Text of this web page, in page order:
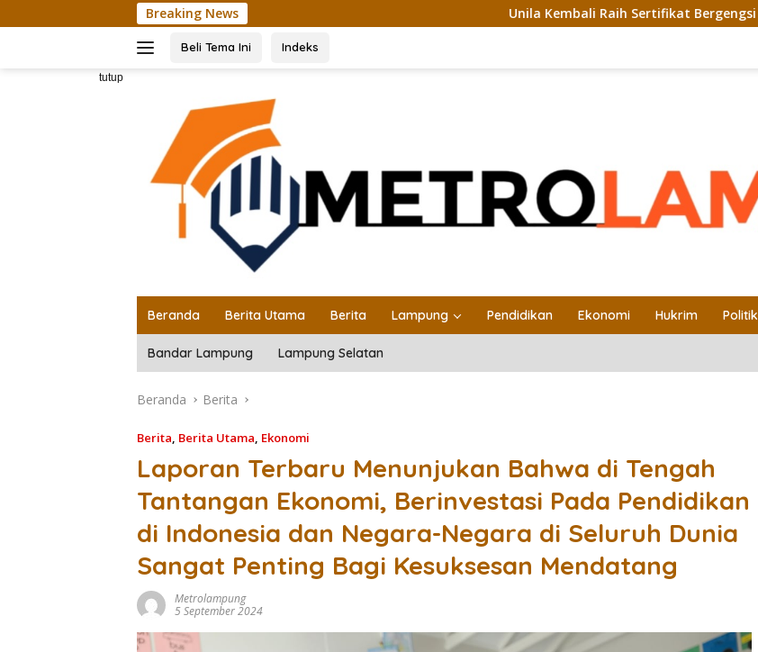
ke
Breaking News Unila Kembali Raih Sertifikat Bergengsi UI GreenMetric
Beli Tema Ini Indeks
tutup
Beranda Berita Utama Berita Lampung Pendidikan Ekonomi Hukrim Politik
Bandar Lampung Lampung Selatan
Beranda Berita
Berita, Berita Utama, Ekonomi
Laporan Terbaru Menunjukan Bahwa di Tengah
Tantangan Ekonomi, Berinvestasi Pada Pendidikan
di Indonesia dan Negara-Negara di Seluruh Dunia
Sangat Penting Bagi Kesuksesan Mendatang
Metrolampung
5 September 2024